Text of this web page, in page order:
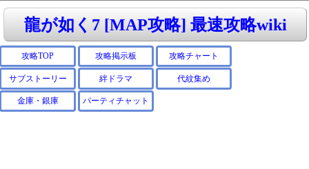
龍が如く7 [MAP攻略] 最速攻略wiki
攻略TOP 攻略掲示板 攻略チャート
サブストーリー 絆ドラマ 代紋集め
金庫・銀庫 パーティチャット